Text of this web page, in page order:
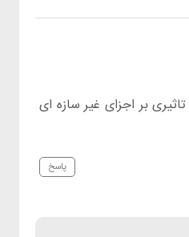
بر اجزای غیر سازه ای
پاسخ